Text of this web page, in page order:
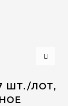
ШТ./ЛОТ,